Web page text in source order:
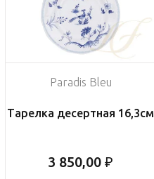
Paradis Bleu
Тарелка десертная 16,3см
3 850,00 ₽